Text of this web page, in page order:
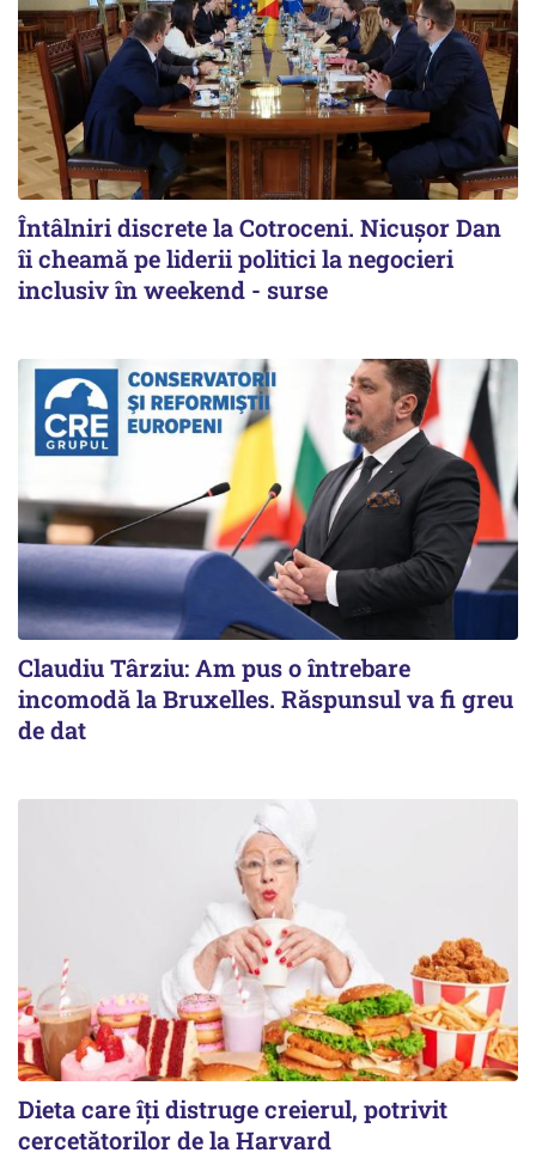
Întâlniri discrete la Cotroceni. Nicușor Dan
îi cheamă pe liderii politici la negocieri
inclusiv în weekend - surse
Claudiu Târziu: Am pus o întrebare
incomodă la Bruxelles. Răspunsul va fi greu
de dat
Dieta care îți distruge creierul, potrivit
cercetătorilor de la Harvard